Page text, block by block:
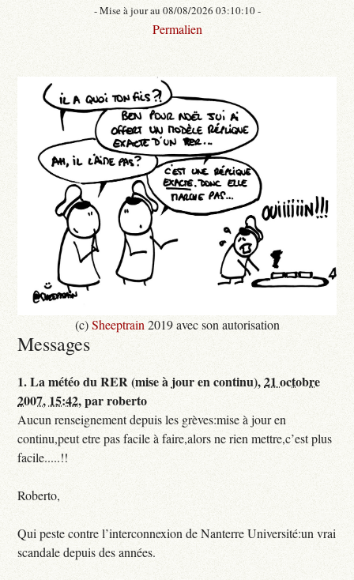
- Mise à jour au 08/08/2026 03:10:10 -
Permalien
(c)Sheeptrain 2019 avec son autorisation
Messages
1.La météo du RER (mise à jour en continu),21 octobre
2007, 15:42,parroberto
Aucun renseignement depuis les grèves:mise à jour en
continu,peut etre pas facile à faire,alors ne rien mettre,c’est plus
facile.....!!
Roberto,
Qui peste contre l’interconnexion de Nanterre Université:un vrai
scandale depuis des années.